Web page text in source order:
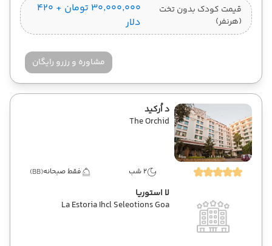
قیمت کودک بدون تخت
(هرنفر)
۳۰٬۰۰۰٬۰۰۰ تومان + ۴۲۰
دلار
مشاوره و رزرو رایگان
د اُرکید
The Orchid
2 شب فقط صبحانه(BB)
لا استوریا
La Estoria Ihcl Seleotions Goa